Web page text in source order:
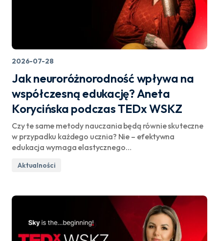
2026-07-28
Jak neuroróżnorodność wpływa na
współczesną edukację? Aneta
Korycińska podczas TEDx WSKZ
Czy te same metody nauczania będą równie skuteczne
w przypadku każdego ucznia? Nie – efektywna
edukacja wymaga elastycznego…
Aktualności